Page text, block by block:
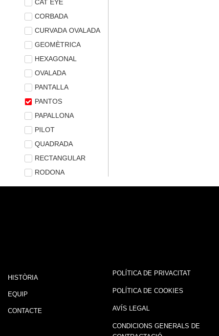
CAT EYE
CORBADA
CURVADA OVALADA
GEOMÈTRICA
HEXAGONAL
OVALADA
PANTALLA
PANTOS
PAPALLONA
PILOT
QUADRADA
RECTANGULAR
RODONA
HISTÒRIA
EQUIP
CONTACTE
POLÍTICA DE PRIVACITAT
POLÍTICA DE COOKIES
AVÍS LEGAL
CONDICIONS GENERALS DE